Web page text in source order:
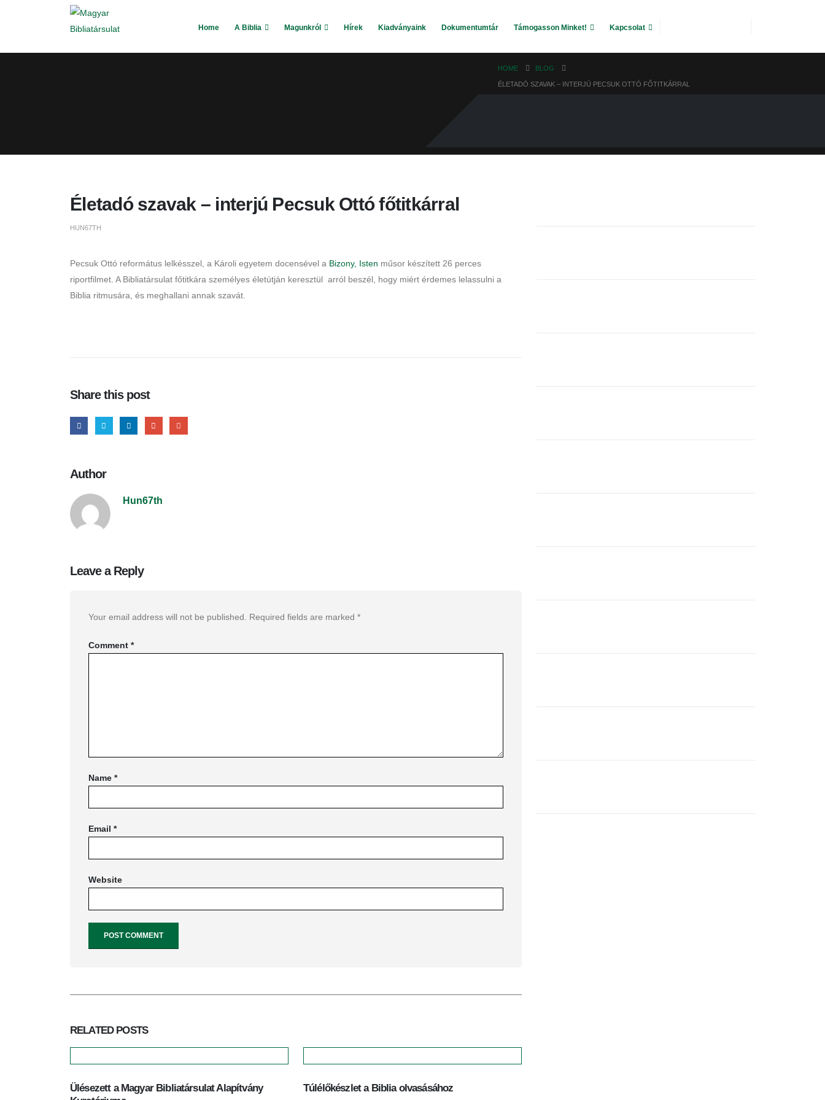
Home A Biblia Magunkról Hírek Kiadványaink Dokumentumtár Támogasson Minket! Kapcsolat
HOME BLOG
ÉLETADÓ SZAVAK – INTERJÚ PECSUK OTTÓ FŐTITKÁRRAL
Életadó szavak – interjú Pecsuk Ottó főtitkárral
HUN67TH
Pecsuk Ottó református lelkésszel, a Károli egyetem docensével a Bizony, Isten műsor készített 26 perces
riportfilmet. A Bibliatársulat főtitkára személyes életútján keresztül arról beszél, hogy miért érdemes lelassulni a
Biblia ritmusára, és meghallani annak szavát.
Share this post
Author
Hun67th
Leave a Reply
Your email address will not be published. Required fields are marked *
Comment *
Name *
Email *
Website
RELATED POSTS
Ülésezett a Magyar Bibliatársulat Alapítvány
Túlélőkészlet a Biblia olvasásához